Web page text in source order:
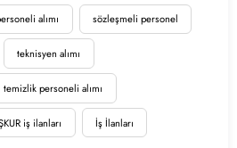
alımı sözleşmeli personel
teknisyen alımı
temizlik personeli alımı
iş ilanları İş İlanları